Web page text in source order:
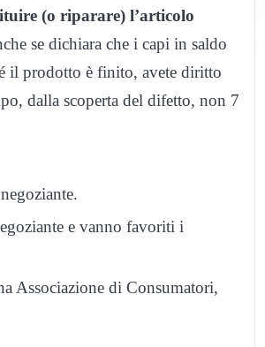
(o riparare) l’articolo
se dichiara che i capi in saldo
il prodotto è finito, avete diritto
dalla scoperta del difetto, non 7
e vanno favoriti i
Associazione di Consumatori,